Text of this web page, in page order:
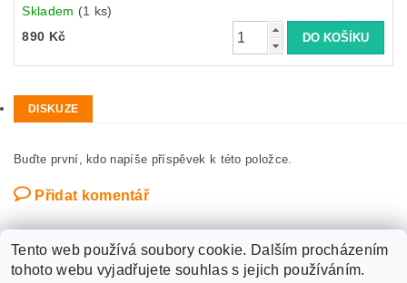
Skladem (1 ks)
890 Kč
DISKUZE
Buďte první, kdo napíše příspěvek k této položce.
Přidat komentář
Tento web používá soubory cookie. Dalším procházením
tohoto webu vyjadřujete souhlas s jejich používáním.